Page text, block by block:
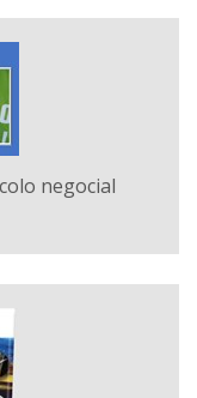
negocial